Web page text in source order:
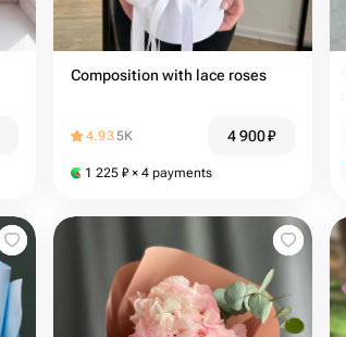
Composition with lace roses
4.935K 4 900₽
1 225 ₽ × 4 payments